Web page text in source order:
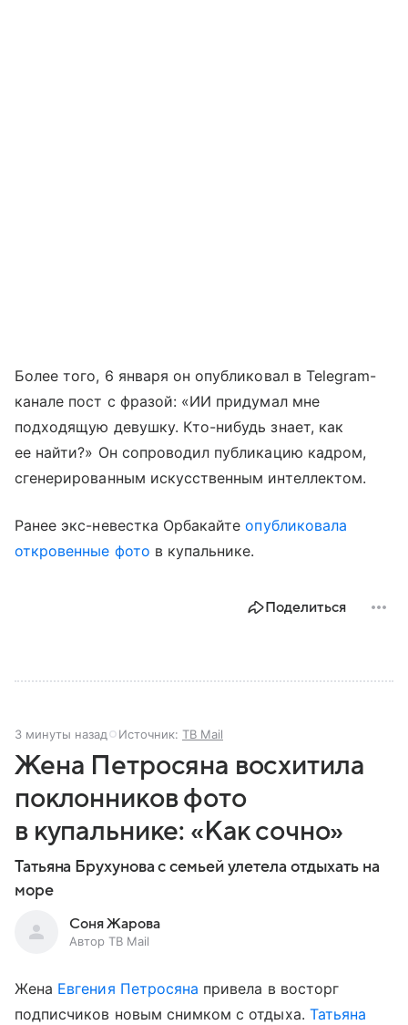
Более того, 6 января он опубликовал в Telegram-
канале пост с фразой: «ИИ придумал мне
подходящую девушку. Кто-нибудь знает, как
ее найти?» Он сопроводил публикацию кадром,
сгенерированным искусственным интеллектом.
Ранее экс-невестка Орбакайтеопубликовала
откровенные фото в купальнике.
Поделиться
3 минуты назад Источник: ТВ Mail
Жена Петросяна восхитила
поклонников фото
в купальнике: «Как сочно»
Татьяна Брухунова с семьей улетела отдыхать на
море
Соня Жарова
Автор ТВ Mail
Жена Евгения Петросяна привела в восторг
подписчиков новым снимком с отдыха. Татьяна